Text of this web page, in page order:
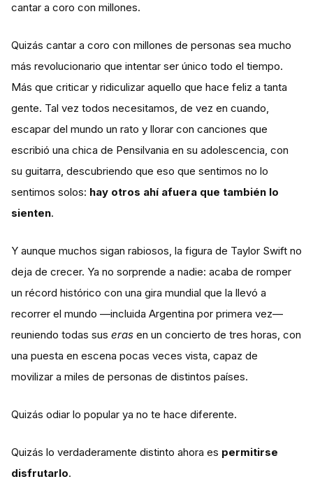
cantar a coro con millones.
Quizás cantar a coro con millones de personas sea mucho
más revolucionario que intentar ser único todo el tiempo.
Más que criticar y ridiculizar aquello que hace feliz a tanta
gente. Tal vez todos necesitamos, de vez en cuando,
escapar del mundo un rato y llorar con canciones que
escribió una chica de Pensilvania en su adolescencia, con
su guitarra, descubriendo que eso que sentimos no lo
sentimos solos: hay otros ahí afuera que también lo
sienten.
Y aunque muchos sigan rabiosos, la figura de Taylor Swift no
deja de crecer. Ya no sorprende a nadie: acaba de romper
un récord histórico con una gira mundial que la llevó a
recorrer el mundo —incluida Argentina por primera vez—
reuniendo todas sus eras en un concierto de tres horas, con
una puesta en escena pocas veces vista, capaz de
movilizar a miles de personas de distintos países.
Quizás odiar lo popular ya no te hace diferente.
Quizás lo verdaderamente distinto ahora es permitirse
disfrutarlo.